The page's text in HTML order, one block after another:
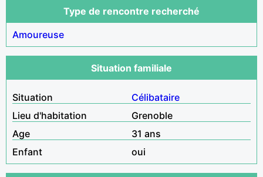
Type de rencontre recherché
Amoureuse
Situation familiale
Situation
Célibataire
Lieu d'habitation
Grenoble
Age
31 ans
Enfant
oui